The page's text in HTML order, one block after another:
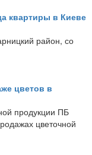
квартиры в Киеве
район, со
цветов в
продукции ПБ
цветочной